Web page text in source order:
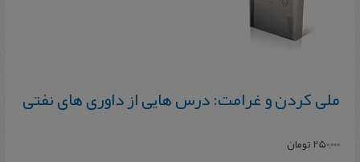
ملی کردن و غرامت: درس هایی از داوری های نفتی
250,000تومان